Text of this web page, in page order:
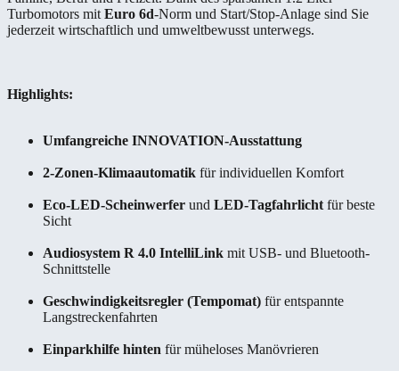
Turbomotors mit Euro 6d-Norm und Start/Stop-Anlage sind Sie
jederzeit wirtschaftlich und umweltbewusst unterwegs.
Highlights:
Umfangreiche INNOVATION-Ausstattung
2-Zonen-Klimaautomatik für individuellen Komfort
Eco-LED-Scheinwerfer und LED-Tagfahrlicht für beste
Sicht
Audiosystem R 4.0 IntelliLink mit USB- und Bluetooth-
Schnittstelle
Geschwindigkeitsregler (Tempomat) für entspannte
Langstreckenfahrten
Einparkhilfe hinten für müheloses Manövrieren